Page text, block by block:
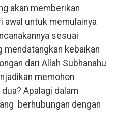
akan memberikan
awal untuk memulainya
sesuai
mendatangkan kebaikan
dari Allah Subhanahu
memohon
Apalagi dalam
berhubungan dengan